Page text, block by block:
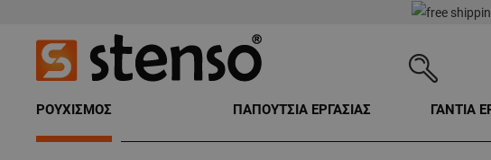
ΡΟΥΧΙΣΜΟΣ ΠΑΠΟΥΤΣΙΑ ΕΡΓΑΣΙΑΣ ΓΑΝΤΙΑ